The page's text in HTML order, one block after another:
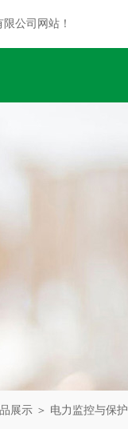
公司网站！
展示 ＞ 电力监控与保护